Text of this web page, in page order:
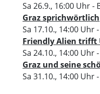
Sa 26.9., 16:00 Uhr-
Graz sprichwörtlich
Sa 17.10., 14:00 Uhr
Friendly Alien trifft
Sa 24.10., 14:00 Uhr
Graz und seine
Sa 31.10., 14:00 Uhr